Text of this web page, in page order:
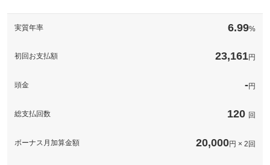
このパックの見積もり依頼（無料）
実質年率 6.99%
初回お支払額 23,161円
頭金 -円
総支払回数 120 回
ボーナス月加算金額 20,000円 × 2回